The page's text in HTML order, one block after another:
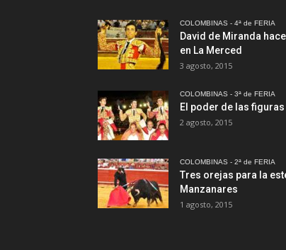
COLOMBINAS - 4ª de FERIA
David de Miranda
en La Merced
3 agosto, 2015
COLOMBINAS - 3ª de FERIA
El poder de las figuras
2 agosto, 2015
COLOMBINAS - 2ª de FERIA
Tres orejas para la
Manzanares
1 agosto, 2015